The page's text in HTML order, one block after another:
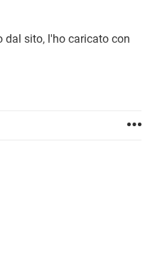
dal sito, l'ho caricato con